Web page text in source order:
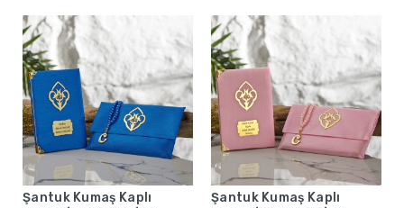
Şantuk Kumaş Kaplı
Şantuk Kumaş Kaplı